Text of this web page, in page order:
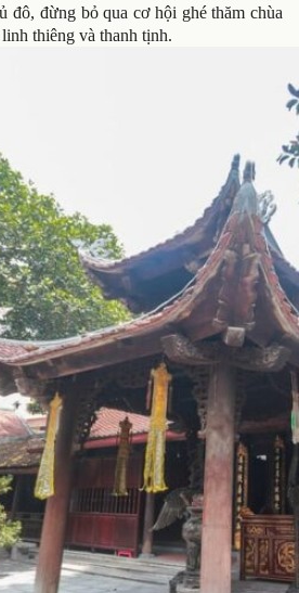
đô, đừng bỏ qua cơ hội ghé thăm chùa
thiêng và thanh tịnh.